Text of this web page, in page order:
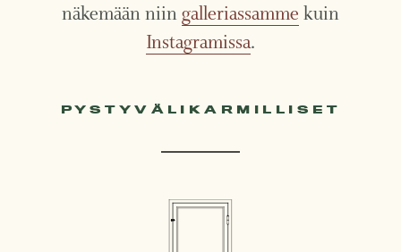
näkemään niingalleriassamme kuin
Instagramissa.
PYSTYVÄLIKARMILLISET